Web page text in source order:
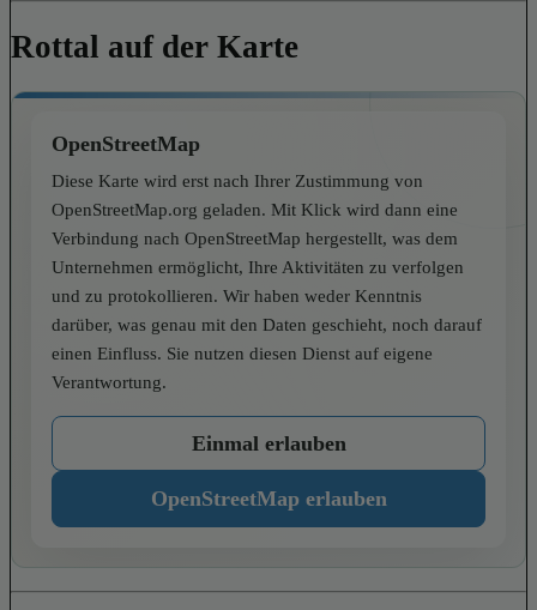
Rottal auf der Karte
OpenStreetMap
Diese Karte wird erst nach Ihrer Zustimmung von
OpenStreetMap.org geladen. Mit Klick wird dann eine
Verbindung nach OpenStreetMap hergestellt, was dem
Unternehmen ermöglicht, Ihre Aktivitäten zu verfolgen
und zu protokollieren. Wir haben weder Kenntnis
darüber, was genau mit den Daten geschieht, noch darauf
einen Einfluss. Sie nutzen diesen Dienst auf eigene
Verantwortung.
Einmal erlauben
OpenStreetMap erlauben